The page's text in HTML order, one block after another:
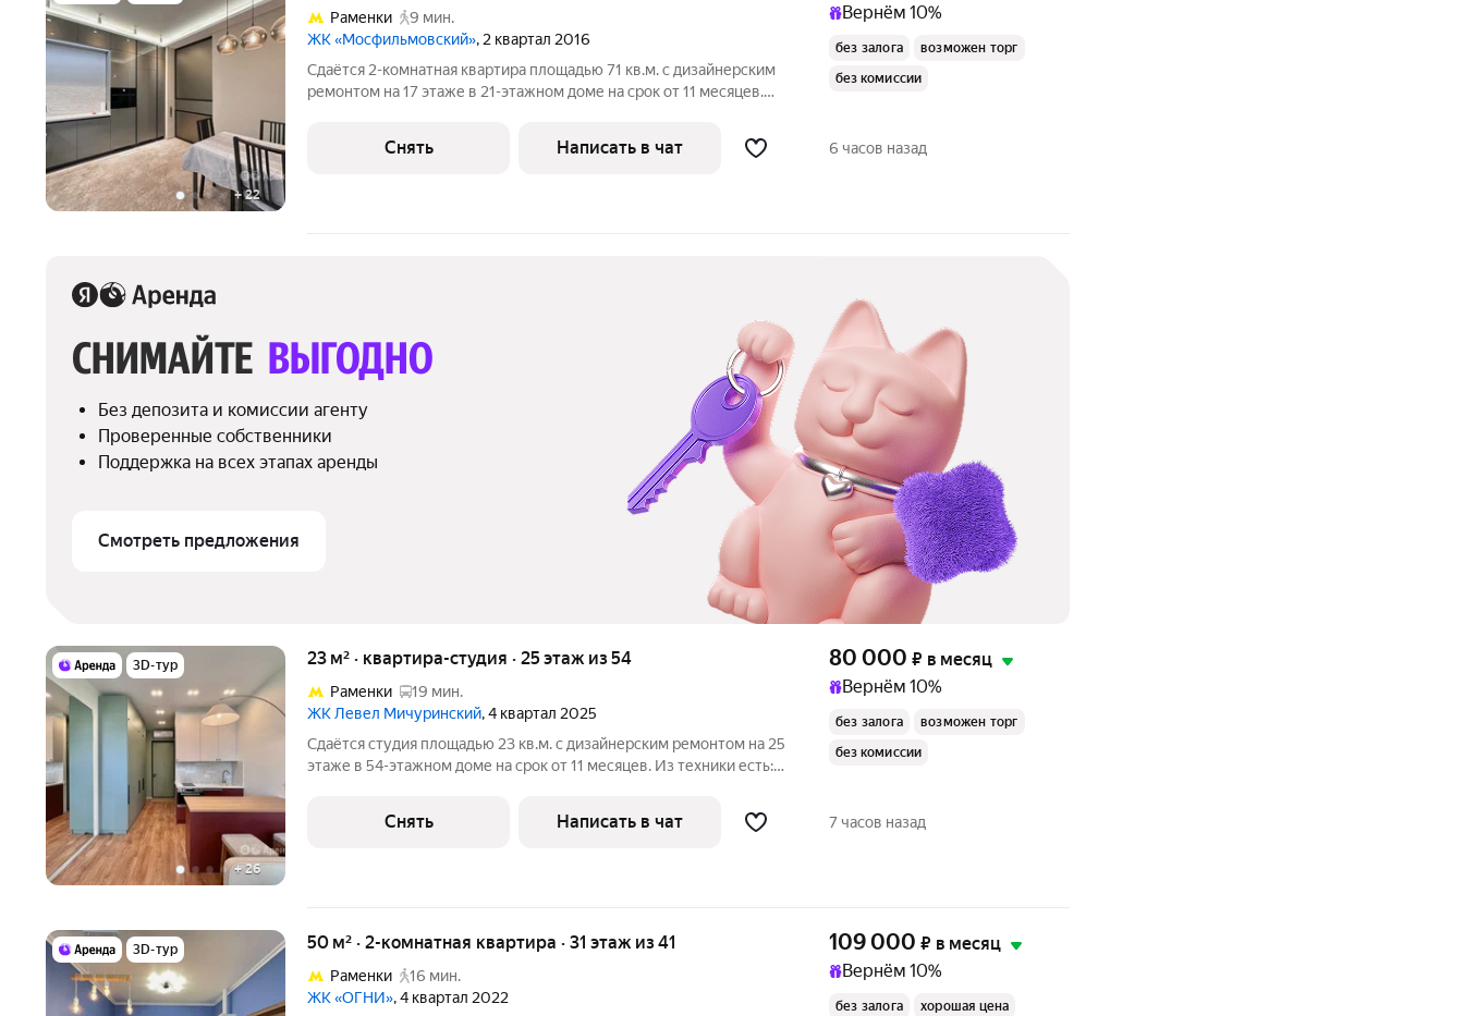
+22
Раменки
9 мин.
ЖК «Мосфильмовский», 2 квартал 2016
Сдаётся 2-комнатная квартира площадью 71 кв.м. с дизайнерским
ремонтом на 17 этаже в 21-этажном доме на срок от 11 месяцев.
Кондиционер
Вернём 10%
без залога
возможен торг
без комиссии
Снять Написать в чат 6 часов назад
СНИМАЙТЕ ВЫГОДНО
Без депозита и комиссии агенту
Проверенные собственники
Поддержка на всех этапах аренды
Смотреть предложения
3D-тур
+26
23 м² · квартира-студия · 25 этаж из 54
Раменки
19 мин.
ЖК Левел Мичуринский, 4 квартал 2025
Сдаётся студия площадью 23 кв.м. с дизайнерским ремонтом на 25
этаже в 54-этажном доме на срок от 11 месяцев. Из техники есть:
Микроволновка Пылесос
80 000 ₽ в месяц
Вернём 10%
без залога
возможен торг
без комиссии
Снять Написать в чат 7 часов назад
3D-тур 50 м² · 2-комнатная квартира · 31 этаж из 41
Раменки
16 мин.
ЖК «ОГНИ», 4 квартал 2022
109 000 ₽ в месяц
Вернём 10%
без залога
хорошая цена